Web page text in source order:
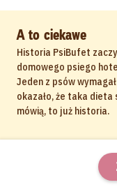
A to ciekawe
Historia PsiBufet
domowego psiego
Jeden z psów
okazało, że taka dieta
mówią, to już historia.